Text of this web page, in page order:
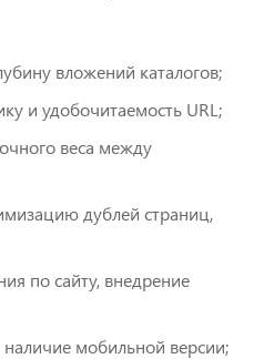
вложений каталогов;
и удобочитаемость URL;
веса между
дублей страниц,
по сайту, внедрение
наличие мобильной версии;